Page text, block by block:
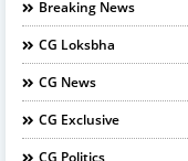
Breaking News
CG Loksbha
CG News
CG Exclusive
CG Politics